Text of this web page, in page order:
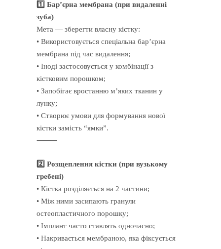
1️⃣ Бар’єрна мембрана (при видаленні
зуба)
Мета — зберегти власну кістку:
• Використовується спеціальна бар’єрна
мембрана під час видалення;
• Іноді застосовується у комбінації з
кістковим порошком;
• Запобігає вростанню м’яких тканин у
лунку;
• Створює умови для формування нової
кістки замість “ямки”.
⸻
2️⃣ Розщеплення кістки (при вузькому
гребені)
• Кістка розділяється на 2 частини;
• Між ними засипають гранули
остеопластичного порошку;
• Імплант часто ставлять одночасно;
• Накривається мембраною, яка фіксується